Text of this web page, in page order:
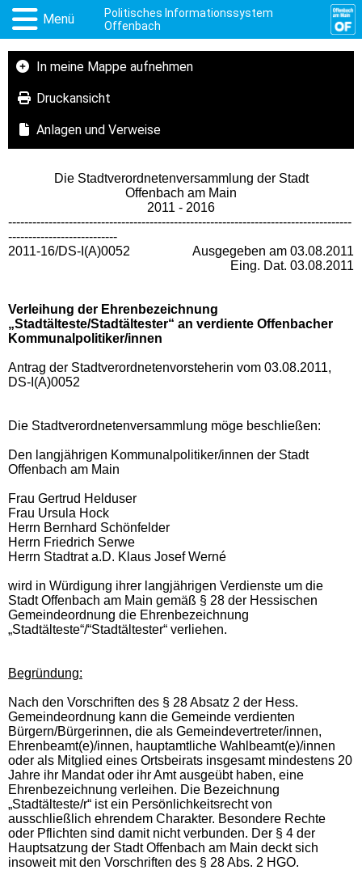
Menü
Politisches Informationssystem
Offenbach
In meine Mappe aufnehmen
Druckansicht
Anlagen und Verweise
Die Stadtverordnetenversammlung der Stadt
Offenbach am Main
2011 - 2016
-------------------------------------------------------------------------------------
---------------------------
2011-16/DS-I(A)0052
Ausgegeben am 03.08.2011
Eing. Dat. 03.08.2011
Verleihung der Ehrenbezeichnung
„Stadtälteste/Stadtältester“ an verdiente Offenbacher
Kommunalpolitiker/innen
Antrag der Stadtverordnetenvorsteherin vom 03.08.2011,
DS-I(A)0052
Die Stadtverordnetenversammlung möge beschließen:
Den langjährigen Kommunalpolitiker/innen der Stadt
Offenbach am Main
Frau Gertrud Helduser
Frau Ursula Hock
Herrn Bernhard Schönfelder
Herrn Friedrich Serwe
Herrn Stadtrat a.D. Klaus Josef Werné
wird in Würdigung ihrer langjährigen Verdienste um die
Stadt Offenbach am Main gemäß § 28 der Hessischen
Gemeindeordnung die Ehrenbezeichnung
„Stadtälteste“/“Stadtältester“ verliehen.
Begründung:
Nach den Vorschriften des § 28 Absatz 2 der Hess.
Gemeindeordnung kann die Gemeinde verdienten
Bürgern/Bürgerinnen, die als Gemeindevertreter/innen,
Ehrenbeamt(e)/innen, hauptamtliche Wahlbeamt(e)/innen
oder als Mitglied eines Ortsbeirats insgesamt mindestens 20
Jahre ihr Mandat oder ihr Amt ausgeübt haben, eine
Ehrenbezeichnung verleihen. Die Bezeichnung
„Stadtälteste/r“ ist ein Persönlichkeitsrecht von
ausschließlich ehrendem Charakter. Besondere Rechte
oder Pflichten sind damit nicht verbunden. Der § 4 der
Hauptsatzung der Stadt Offenbach am Main deckt sich
insoweit mit den Vorschriften des § 28 Abs. 2 HGO.